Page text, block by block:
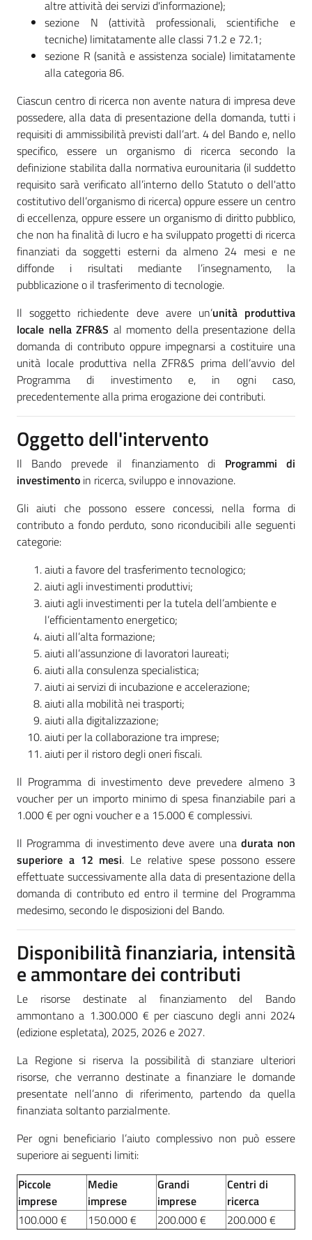
altre attività dei servizi d'informazione);
sezione N (attività professionali, scientifiche e
tecniche) limitatamente alle classi 71.2 e 72.1;
sezione R (sanità e assistenza sociale) limitatamente
alla categoria 86.
Ciascun centro di ricerca non avente natura di impresa deve
possedere, alla data di presentazione della domanda, tutti i
requisiti di ammissibilità previsti dall’art. 4 del Bando e, nello
specifico, essere un organismo di ricerca secondo la
definizione stabilita dalla normativa eurounitaria (il suddetto
requisito sarà verificato all’interno dello Statuto o dell'atto
costitutivo dell’organismo di ricerca) oppure essere un centro
di eccellenza, oppure essere un organismo di diritto pubblico,
che non ha finalità di lucro e ha sviluppato progetti di ricerca
finanziati da soggetti esterni da almeno 24 mesi e ne
diffonde i risultati mediante l’insegnamento, la
pubblicazione o il trasferimento di tecnologie.
Il soggetto richiedente deve avere un’unità produttiva
locale nella ZFR&S al momento della presentazione della
domanda di contributo oppure impegnarsi a costituire una
unità locale produttiva nella ZFR&S prima dell’avvio del
Programma di investimento e, in ogni caso,
precedentemente alla prima erogazione dei contributi.
Oggetto dell'intervento
Il Bando prevede il finanziamento di Programmi di
investimento in ricerca, sviluppo e innovazione.
Gli aiuti che possono essere concessi, nella forma di
contributo a fondo perduto, sono riconducibili alle seguenti
categorie:
aiuti a favore del trasferimento tecnologico;
aiuti agli investimenti produttivi;
aiuti agli investimenti per la tutela dell’ambiente e
l’efficientamento energetico;
aiuti all’alta formazione;
aiuti all’assunzione di lavoratori laureati;
aiuti alla consulenza specialistica;
aiuti ai servizi di incubazione e accelerazione;
aiuti alla mobilità nei trasporti;
aiuti alla digitalizzazione;
aiuti per la collaborazione tra imprese;
aiuti per il ristoro degli oneri fiscali.
Il Programma di investimento deve prevedere almeno 3
voucher per un importo minimo di spesa finanziabile pari a
1.000 € per ogni voucher e a 15.000 € complessivi.
Il Programma di investimento deve avere una durata non
superiore a 12 mesi. Le relative spese possono essere
effettuate successivamente alla data di presentazione della
domanda di contributo ed entro il termine del Programma
medesimo, secondo le disposizioni del Bando.
Disponibilità finanziaria, intensità
e ammontare dei contributi
Le risorse destinate al finanziamento del Bando
ammontano a 1.300.000 € per ciascuno degli anni 2024
(edizione espletata), 2025, 2026 e 2027.
La Regione si riserva la possibilità di stanziare ulteriori
risorse, che verranno destinate a finanziare le domande
presentate nell’anno di riferimento, partendo da quella
finanziata soltanto parzialmente.
Per ogni beneficiario l’aiuto complessivo non può essere
superiore ai seguenti limiti:
Piccole
imprese
Medie
imprese
Grandi
imprese
Centri di
ricerca
100.000 €
150.000 € 200.000 €
200.000 €